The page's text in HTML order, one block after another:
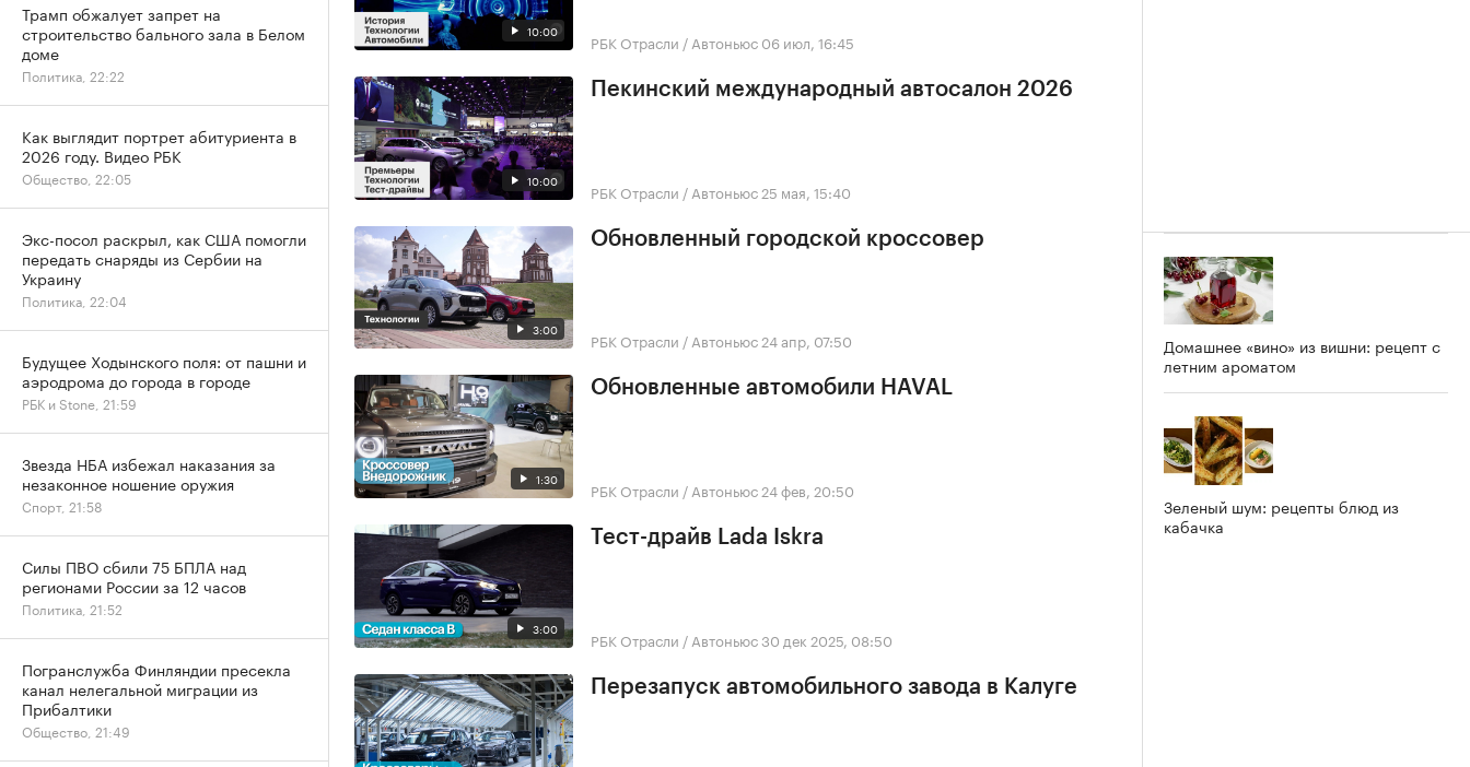
10:00 РБК Отрасли / Автоньюс 06 июл, 16:45
10:00
Пекинский международный автосалон 2026
РБК Отрасли / Автоньюс 25 мая, 15:40
3:00
Обновленный городской кроссовер
РБК Отрасли / Автоньюс 24 апр, 07:50
1:30
Обновленные автомобили HAVAL
РБК Отрасли / Автоньюс 24 фев, 20:50
3:00
Тест-драйв Lada Iskra
РБК Отрасли / Автоньюс30 дек 2025, 08:50
Перезапуск автомобильного завода в Калуге
Домашнее «вино» из вишни: рецепт с
летним ароматом
Зеленый шум: рецепты блюд из
кабачка
Трамп обжалует запрет на
строительство бального зала в Белом
доме
Политика, 22:22
Как выглядит портрет абитуриента в
2026 году. Видео РБК
Общество, 22:05
Экс-посол раскрыл, как США помогли
передать снаряды из Сербии на
Украину
Политика, 22:04
Будущее Ходынского поля: от пашни и
аэродрома до города в городе
РБК и Stone, 21:59
Звезда НБА избежал наказания за
незаконное ношение оружия
Спорт, 21:58
Силы ПВО сбили 75 БПЛА над
регионами России за 12 часов
Политика, 21:52
Погранслужба Финляндии пресекла
канал нелегальной миграции из
Прибалтики
Общество, 21:49